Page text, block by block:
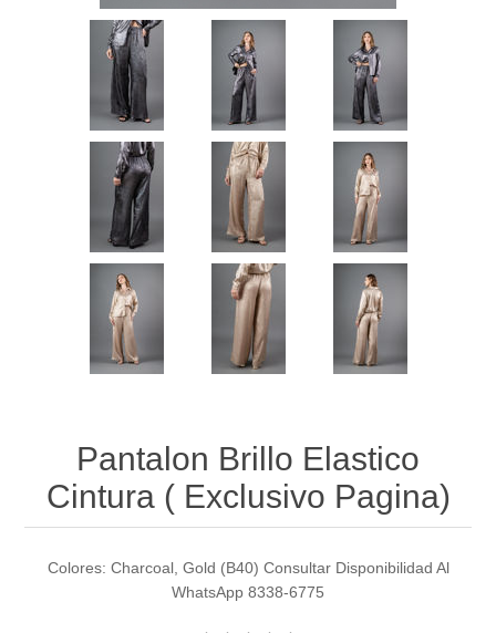
Pantalon Brillo Elastico
Cintura ( Exclusivo Pagina)
Colores: Charcoal, Gold (B40) Consultar Disponibilidad Al
WhatsApp 8338-6775